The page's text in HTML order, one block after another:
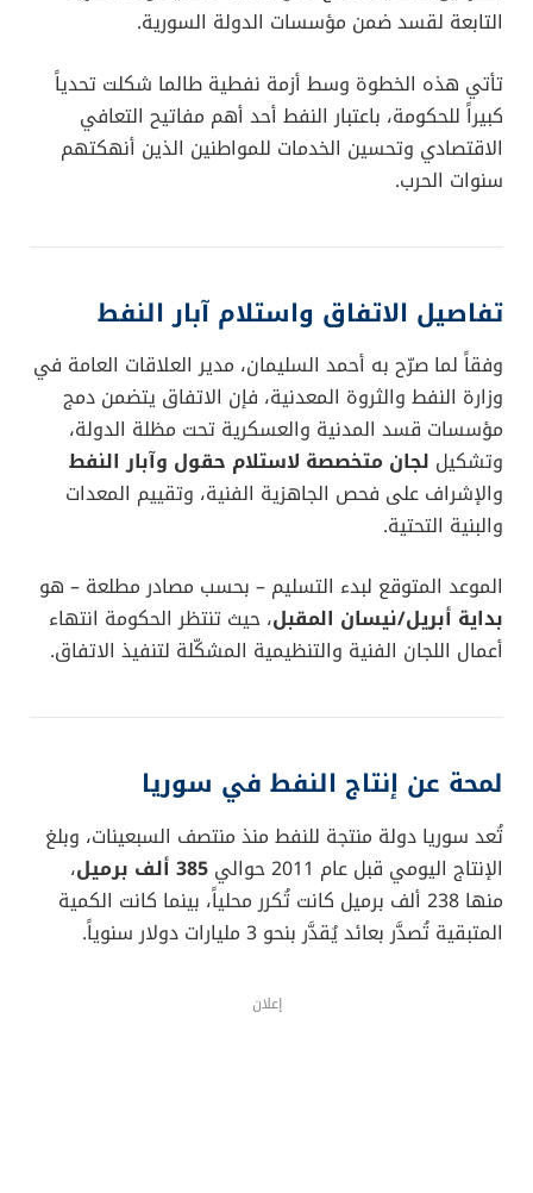
التابعة لقسد ضمن مؤسسات الدولة السورية.
تأتي هذه الخطوة وسط أزمة نفطية طالما شكلت تحدياً
كبيراً للحكومة، باعتبار النفط أحد أهم مفاتيح التعافي
الاقتصادي وتحسين الخدمات للمواطنين الذين أنهكتهم
سنوات الحرب.
تفاصيل الاتفاق واستلام آبار النفط
وفقاً لما صرّح به أحمد السليمان، مدير العلاقات العامة في
وزارة النفط والثروة المعدنية، فإن الاتفاق يتضمن دمج
مؤسسات قسد المدنية والعسكرية تحت مظلة الدولة،
وتشكيل لجان متخصصة لاستلام حقول وآبار النفط
والإشراف على فحص الجاهزية الفنية، وتقييم المعدات
والبنية التحتية.
الموعد المتوقع لبدء التسليم – بحسب مصادر مطلعة – هو
بداية أبريل/نيسان المقبل، حيث تنتظر الحكومة انتهاء
أعمال اللجان الفنية والتنظيمية المشكّلة لتنفيذ الاتفاق.
لمحة عن إنتاج النفط في سوريا
تُعد سوريا دولة منتجة للنفط منذ منتصف السبعينات، وبلغ
الإنتاج اليومي قبل عام 2011 حوالي
385 ألف برميل
،
منها 238 ألف برميل كانت تُكرر محلياً، بينما كانت الكمية
المتبقية تُصدَّر بعائد يُقدَّر بنحو 3 مليارات دولار سنوياً.
إعلان